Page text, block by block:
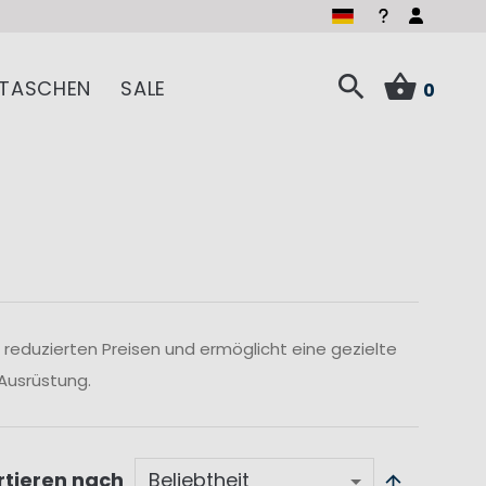
SALE 0
Preisen und ermöglicht eine gezielte
nach